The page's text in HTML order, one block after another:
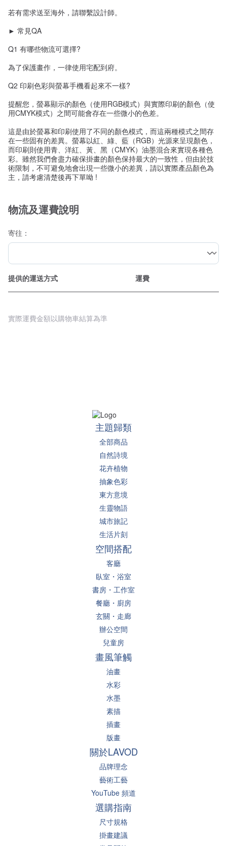
若有需求送至海外，請聯繫設計師。
► 常見QA
Q1 有哪些物流可選擇?
為了保護畫作，一律使用宅配到府。
Q2 印刷色彩與螢幕手機看起來不一樣?
提醒您，螢幕顯示的顏色（使用RGB模式）與實際印刷的顏色（使
用CMYK模式）之間可能會存在一些微小的色差。
這是由於螢幕和印刷使用了不同的顏色模式，而這兩種模式之間存
在一些固有的差異。螢幕以紅、綠、藍（RGB）光源來呈現顏色，
而印刷則使用青、洋紅、黃、黑（CMYK）油墨混合來實現各種色
彩。雖然我們會盡力確保掛畫的顏色保持最大的一致性，但由於技
術限制，不可避免地會出現一些微小的差異，請以實際產品顏色為
主，請考慮清楚後再下單呦 !
物流及運費說明
寄往：
提供的運送方式 運費
實際運費金額以購物車結算為準
主題歸類
全部商品
自然詩境
花卉植物
抽象色彩
東方意境
生靈物語
城市旅記
生活片刻
空間搭配
客廳
臥室・浴室
書房・工作室
餐廳・廚房
玄關・走廊
辦公空間
兒童房
畫風筆觸
油畫
水彩
水墨
素描
插畫
版畫
關於LAVOD
品牌理念
藝術工藝
YouTube 頻道
選購指南
尺寸規格
掛畫建議